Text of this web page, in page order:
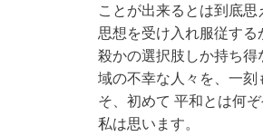
ことが出来るとは到底思
思想を受け入れ服従する
殺かの選択肢しか持ち得
域の不幸な人々を、一刻
そ、初めて 平和とは何
私は思います。